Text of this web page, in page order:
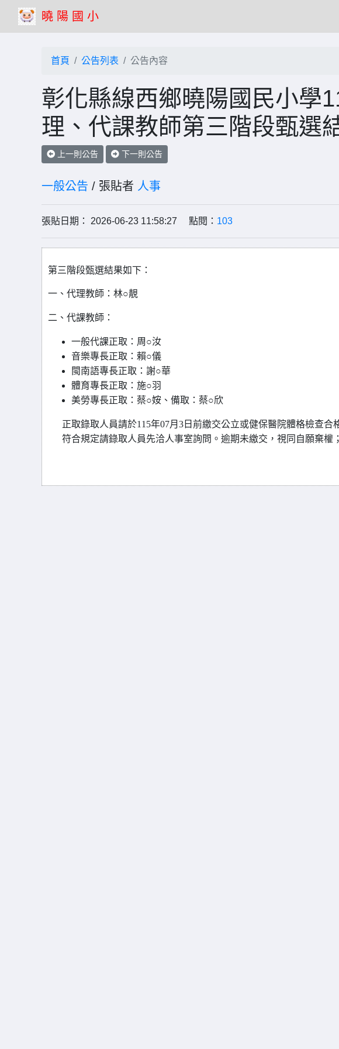
曉 陽 國 小
首頁 公告列表 公告內容
彰化縣線西鄉曉陽國民小學
理、代課教師第三階段甄選
上一則公告 下一則公告
一般公告 / 張貼者 人事
張貼日期： 2026-06-23 11:58:27 點閱： 103
第三階段甄選結果如下 ：
一、代理教師：林○靚
二 、 代課教師：
一般代課正取：周○汝
音樂專長正取：賴○儀
閩南語專長正取：謝○華
體育專長正取：施○羽
美勞專長正取：蔡○姲、備取：蔡○欣
正取錄取人員請於115年07月3日前繳交公立或健保醫院體格檢查
符合規定請錄取人員先洽人事室詢問。逾期未繳交，視同自願棄權；